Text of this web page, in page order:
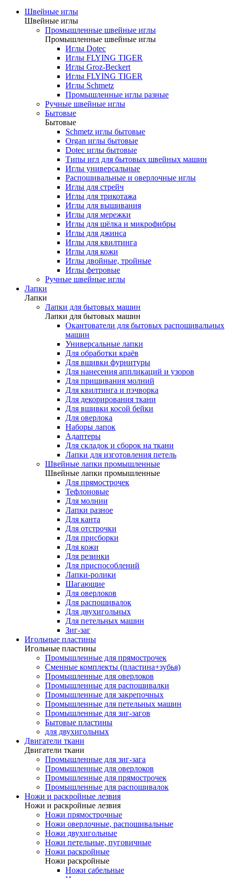
Швейные иглы
Швейные иглы
Промышленные швейные иглы
Промышленные швейные иглы
Иглы Dotec
Иглы FLYING TIGER
Иглы Groz-Beckert
Иглы FLYING TIGER
Иглы Schmetz
Промышленные иглы разные
Ручные швейные иглы
Бытовые
Бытовые
Schmetz иглы бытовые
Organ иглы бытовые
Dotec иглы бытовые
Типы игл для бытовых швейных машин
Иглы универсальные
Распошивальные и оверлочные иглы
Иглы для стрейч
Иглы для трикотажа
Иглы для вышивания
Иглы для мережки
Иглы для шёлка и микрофибры
Иглы для джинса
Иглы для квилтинга
Иглы для кожи
Иглы двойные, тройные
Иглы фетровые
Ручные швейные иглы
Лапки
Лапки
Лапки для бытовых машин
Лапки для бытовых машин
Окантователи для бытовых распошивальных
машин
Универсальные лапки
Для обработки краёв
Для вшивки фурнитуры
Для нанесения аппликаций и узоров
Для пришивания молний
Для квилтинга и пэчворка
Для декорирования ткани
Для вшивки косой бейки
Для оверлока
Наборы лапок
Адаптеры
Для складок и сборок на ткани
Лапки для изготовления петель
Швейные лапки промышленные
Швейные лапки промышленные
Для прямострочек
Тефлоновые
Для молнии
Лапки разное
Для канта
Для отстрочки
Для присборки
Для кожи
Для резинки
Для приспособлений
Лапки-ролики
Шагающие
Для оверлоков
Для распошивалок
Для двухигольных
Для петельных машин
Зиг-заг
Игольные пластины
Игольные пластины
Промышленные для прямострочек
Сменные комплекты (пластина+зубья)
Промышленные для оверлоков
Промышленные для распошивалки
Промышленные для закрепочных
Промышленные для петельных машин
Промышленные для зиг-загов
Бытовые пластины
для двухигольных
Двигатели ткани
Двигатели ткани
Промышленные для зиг-зага
Промышленные для оверлоков
Промышленные для прямострочек
Промышленные для распошивалок
Ножи и раскройные лезвия
Ножи и раскройные лезвия
Ножи прямострочные
Ножи оверлочные, распошивальные
Ножи двухигольные
Ножи петельные, пуговичные
Ножи раскройные
Ножи раскройные
Ножи сабельные